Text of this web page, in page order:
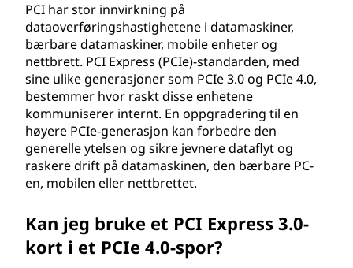
PCI har stor innvirkning på
dataoverføringshastighetene i datamaskiner,
bærbare datamaskiner, mobile enheter og
nettbrett. PCI Express (PCIe)-standarden, med
sine ulike generasjoner som PCIe 3.0 og PCIe 4.0,
bestemmer hvor raskt disse enhetene
kommuniserer internt. En oppgradering til en
høyere PCIe-generasjon kan forbedre den
generelle ytelsen og sikre jevnere dataflyt og
raskere drift på datamaskinen, den bærbare PC-
en, mobilen eller nettbrettet.
Kan jeg bruke et PCI Express 3.0-
kort i et PCIe 4.0-spor?